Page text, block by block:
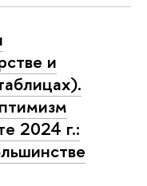
и
2024 г.: